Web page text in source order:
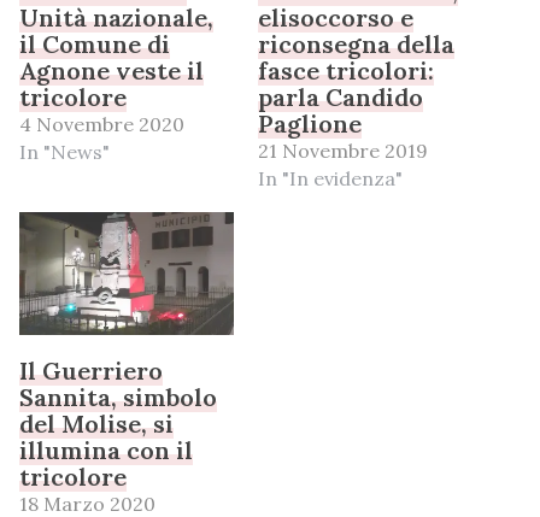
Unità nazionale,
il Comune di
Agnone veste il
tricolore
4 Novembre 2020
In "News"
elisoccorso e
riconsegna della
fasce tricolori:
parla Candido
Paglione
21 Novembre 2019
In "In evidenza"
Il Guerriero
Sannita, simbolo
del Molise, si
illumina con il
tricolore
18 Marzo 2020